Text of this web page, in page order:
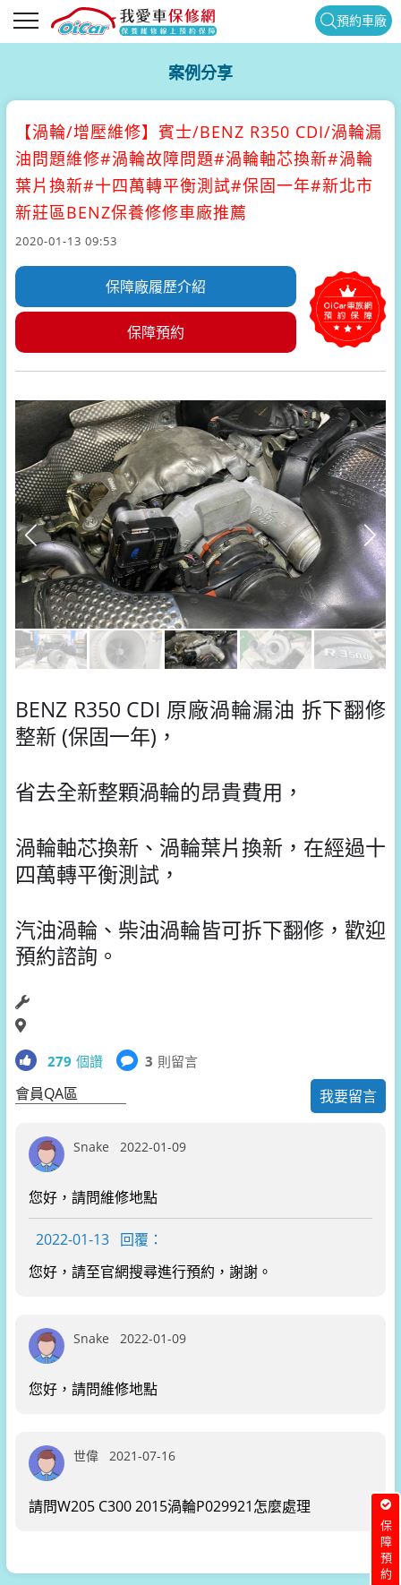
預約車廠
案例分享
【渦輪/增壓維修】 賓士/BENZ R350 CDI/渦輪漏
油問題維修#渦輪故障問題#渦輪軸芯換新#渦輪
葉片換新#十四萬轉平衡測試#保固一年#新北市
新莊區BENZ保養修修車廠推薦
2020-01-13 09:53
保障廠履歷介紹
保障預約
BENZ R350 CDI 原廠渦輪漏油 拆下翻修
整新 (保固一年)，
省去全新整顆渦輪的昂貴費用，
渦輪軸芯換新、渦輪葉片換新，在經過十
四萬轉平衡測試，
汽油渦輪、柴油渦輪皆可拆下翻修，歡迎
預約諮詢。
279 個讚 3 則留言
我要留言
會員QA區
Snake 2022-01-09
您好，請問維修地點
2022-01-13
回覆：
您好，請至官網搜尋進行預約，謝謝。
Snake 2022-01-09
您好，請問維修地點
世偉 2021-07-16
請問W205 C300 2015渦輪P029921怎麼處理
保障預約